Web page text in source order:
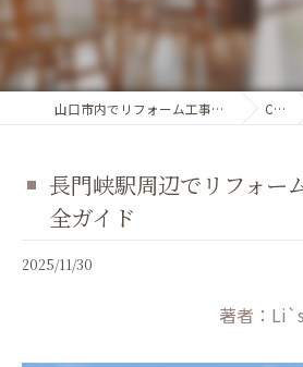
山口市内でリフォーム工事に対応するLi`s SpaceDesignLABO Column
長門峡駅周辺でリフォー
全ガイド
2025/11/30
著者：